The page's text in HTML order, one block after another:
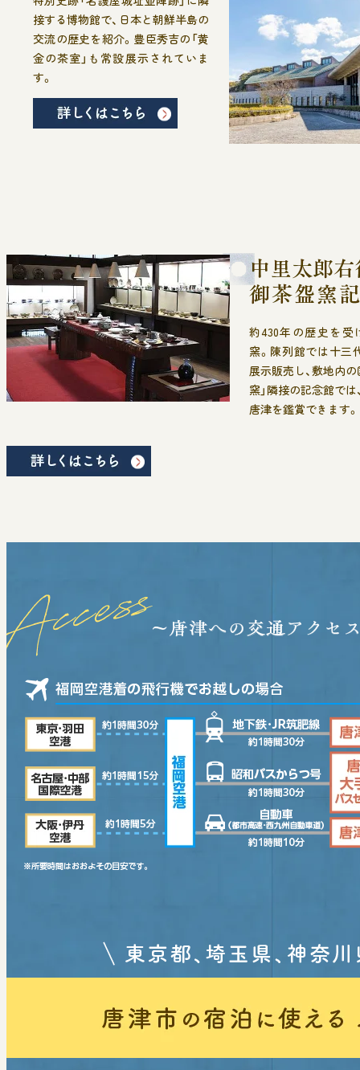
接する博物館で、日本と朝鮮半島の
交流の歴史を紹介。豊臣秀吉の「黄
金の茶室」も常設展示されていま
す。
約430年の歴史を
窯。陳列館では十三
展示販売し、敷地内
窯」隣接の記念館で
唐津を鑑賞できます。